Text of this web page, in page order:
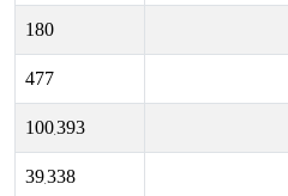
180
477
100,393
39,338